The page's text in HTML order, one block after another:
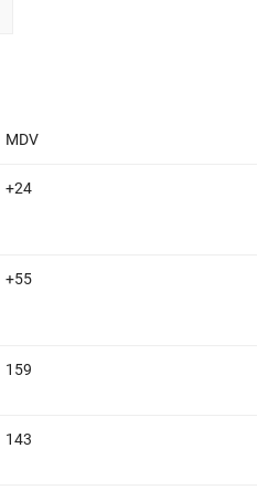
MDV
+24
+55
159
143